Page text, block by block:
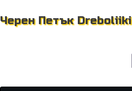
Черен Петък Dreboliiki